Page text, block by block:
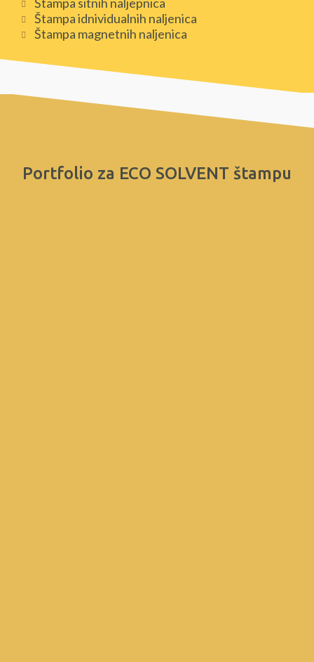
Štampa idnividualnih naljenica
Štampa magnetnih naljenica
Portfolio za ECO SOLVENT štampu